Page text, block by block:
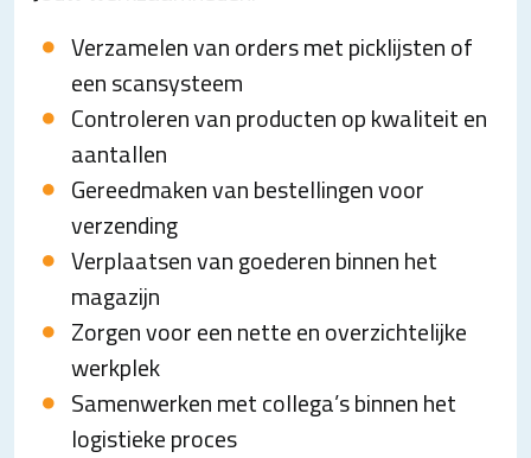
Verzamelen van orders met picklijsten of
een scansysteem
Controleren van producten op kwaliteit en
aantallen
Gereedmaken van bestellingen voor
verzending
Verplaatsen van goederen binnen het
magazijn
Zorgen voor een nette en overzichtelijke
werkplek
Samenwerken met collega’s binnen het
logistieke proces